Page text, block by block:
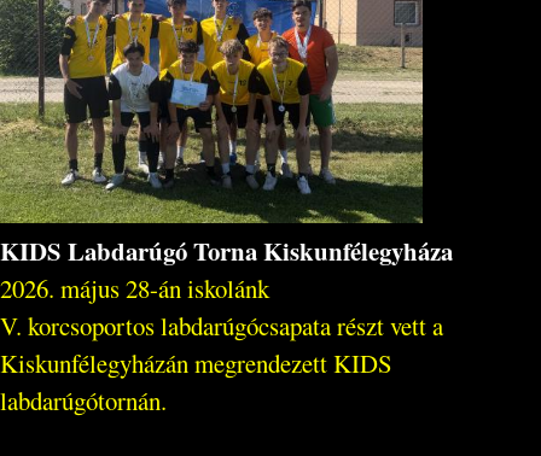
KIDS Labdarúgó Torna Kiskunfélegyháza
2026. május 28-án iskolánk
V. korcsoportos labdarúgócsapata részt vett a
Kiskunfélegyházán megrendezett KIDS
labdarúgótornán.